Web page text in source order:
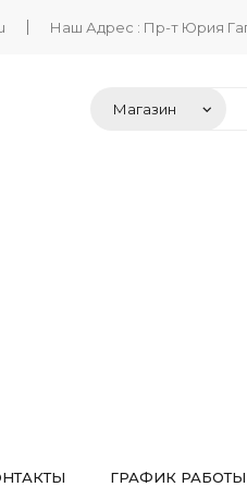
Наш Адрес : Пр-т Юрия
ГРАФИК РАБОТЫ